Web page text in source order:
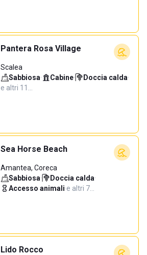
Pantera Rosa Village
Scalea
Sabbiosa· Cabine· Doccia calda·
e altri 11…
Sea Horse Beach
Amantea, Coreca
Sabbiosa· Doccia calda·
Accesso animali·e altri 7…
Lido Rocco